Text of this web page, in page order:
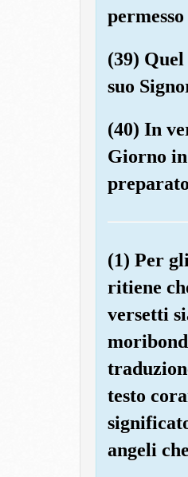
(39)
suo
(40) In
Giorno
(1) Per
ritiene
versetti
testo
angeli